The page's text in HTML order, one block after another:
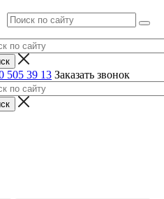
505 39 13 Заказать звонок